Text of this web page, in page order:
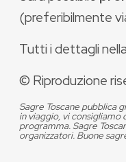
(preferibilmente
Tutti i dettagli
© Riproduzione
Sagre Toscane pubblica
in viaggio, vi
programma. Sagre
organizzatori. Buone